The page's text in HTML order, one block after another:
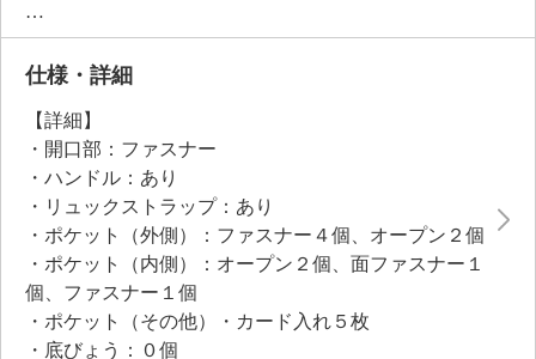
数の収納スペース、さらにカードフォルダも完備して
います。ボタニカルモティーフの裏地とファスナー、
木の葉をイメージした牛革の引き手が特別感を演出。
トラップは長さ調整が可能で、リュックとしてはもち
ろん、手持ち、さらにキャリーバッグに取り付けられ
る３ウェイ仕様で、旅行などのお出かけシーンにもお
すすめです。
仕様・詳細
【詳細】
・開口部：ファスナー
・ハンドル：あり
・リュックストラップ：あり
・ポケット（外側）：ファスナー４個、オープン２個
・ポケット（内側）：オープン２個、面ファスナー１
個、ファスナー１個
・ポケット（その他）・カード入れ５枚
・底びょう：０個